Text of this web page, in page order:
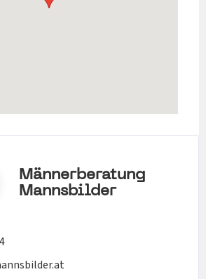
Männerberatung
Mannsbilder